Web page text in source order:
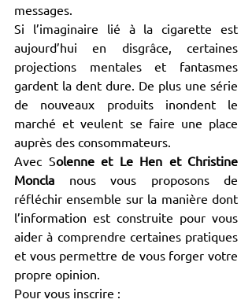
messages.
Si l’imaginaire lié à la cigarette est
aujourd’hui en disgrâce, certaines
projections mentales et fantasmes
gardent la dent dure. De plus une série
de nouveaux produits inondent le
marché et veulent se faire une place
auprès des consommateurs.
Avec Solenne et Le Hen et Christine
Moncla nous vous proposons de
réfléchir ensemble sur la manière dont
l’information est construite pour vous
aider à comprendre certaines pratiques
et vous permettre de vous forger votre
propre opinion.
Pour vous inscrire :